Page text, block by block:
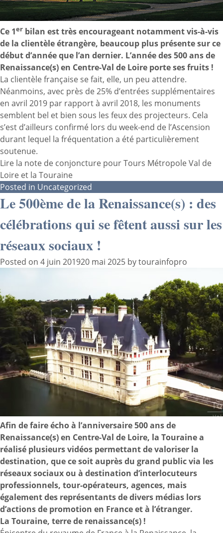
Ce 1er bilan est très encourageant notamment vis-à-vis
de la clientèle étrangère, beaucoup plus présente sur ce
début d’année que l’an dernier. L’année des 500 ans de
Renaissance(s) en Centre-Val de Loire porte ses fruits !
La clientèle française se fait, elle, un peu attendre.
Néanmoins, avec près de 25% d’entrées supplémentaires
en avril 2019 par rapport à avril 2018, les monuments
semblent bel et bien sous les feux des projecteurs. Cela
s’est d’ailleurs confirmé lors du week-end de l’Ascension
durant lequel la fréquentation a été particulièrement
soutenue.
Lire la note de conjoncture pour Tours Métropole Val de
Loire et la Touraine
Posted in Uncategorized
Le 500ème de la Renaissance(s) : des
célébrations qui se fêtent aussi sur les
réseaux sociaux !
Posted on 4 juin 201920 mai 2025 bytourainfopro
Afin de faire écho à l’anniversaire 500 ans de
Renaissance(s) en Centre-Val de Loire, la Touraine a
réalisé plusieurs vidéos permettant de valoriser la
destination, que ce soit auprès du grand public via les
réseaux sociaux ou à destination d’interlocuteurs
professionnels, tour-opérateurs, agences, mais
également des représentants de divers médias lors
d’actions de promotion en France et à l’étranger.
La Touraine, terre de renaissance(s) !